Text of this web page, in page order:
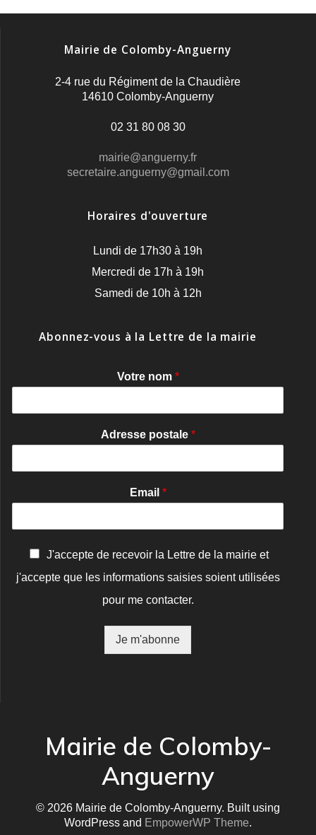
Mairie de Colomby-Anguerny
2-4 rue du Régiment de la Chaudière
14610 Colomby-Anguerny
02 31 80 08 30
mairie@anguerny.fr
secretaire.anguerny@gmail.com
Horaires d'ouverture
Lundi de 17h30 à 19h
Mercredi de 17h à 19h
Samedi de 10h à 12h
Abonnez-vous à la Lettre de la mairie
Votre nom *
Adresse postale *
Email *
n
J'accepte de recevoir la Lettre de la mairie et
j'accepte que les informations saisies soient utilisées
pour me contacter.
Je m'abonne
Mairie de Colomby-
Anguerny
© 2026 Mairie de Colomby-Anguerny. Built using
WordPress and EmpowerWP Theme.